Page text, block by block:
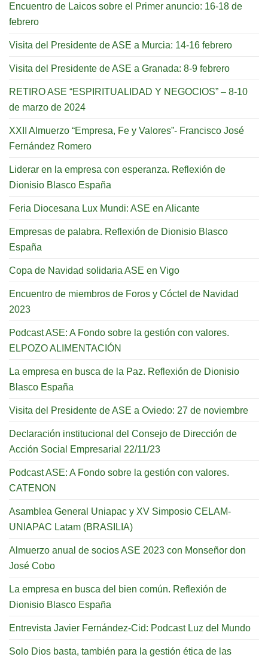
Encuentro de Laicos sobre el Primer anuncio: 16-18 de
febrero
Visita del Presidente de ASE a Murcia: 14-16 febrero
Visita del Presidente de ASE a Granada: 8-9 febrero
RETIRO ASE “ESPIRITUALIDAD Y NEGOCIOS” – 8-10
de marzo de 2024
XXII Almuerzo “Empresa, Fe y Valores”- Francisco José
Fernández Romero
Liderar en la empresa con esperanza. Reflexión de
Dionisio Blasco España
Feria Diocesana Lux Mundi: ASE en Alicante
Empresas de palabra. Reflexión de Dionisio Blasco
España
Copa de Navidad solidaria ASE en Vigo
Encuentro de miembros de Foros y Cóctel de Navidad
2023
Podcast ASE: A Fondo sobre la gestión con valores.
ELPOZO ALIMENTACIÓN
La empresa en busca de la Paz. Reflexión de Dionisio
Blasco España
Visita del Presidente de ASE a Oviedo: 27 de noviembre
Declaración institucional del Consejo de Dirección de
Acción Social Empresarial 22/11/23
Podcast ASE: A Fondo sobre la gestión con valores.
CATENON
Asamblea General Uniapac y XV Simposio CELAM-
UNIAPAC Latam (BRASILIA)
Almuerzo anual de socios ASE 2023 con Monseñor don
José Cobo
La empresa en busca del bien común. Reflexión de
Dionisio Blasco España
Entrevista Javier Fernández-Cid: Podcast Luz del Mundo
Solo Dios basta, también para la gestión ética de las